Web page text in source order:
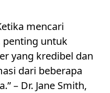
mencari
penting untuk
yang kredibel dan
dari beberapa
– Dr. Jane Smith,